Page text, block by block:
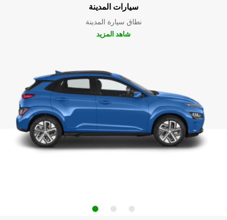
سيارات المدينة
نطاق سيارة المدينة
شاهد المزيد